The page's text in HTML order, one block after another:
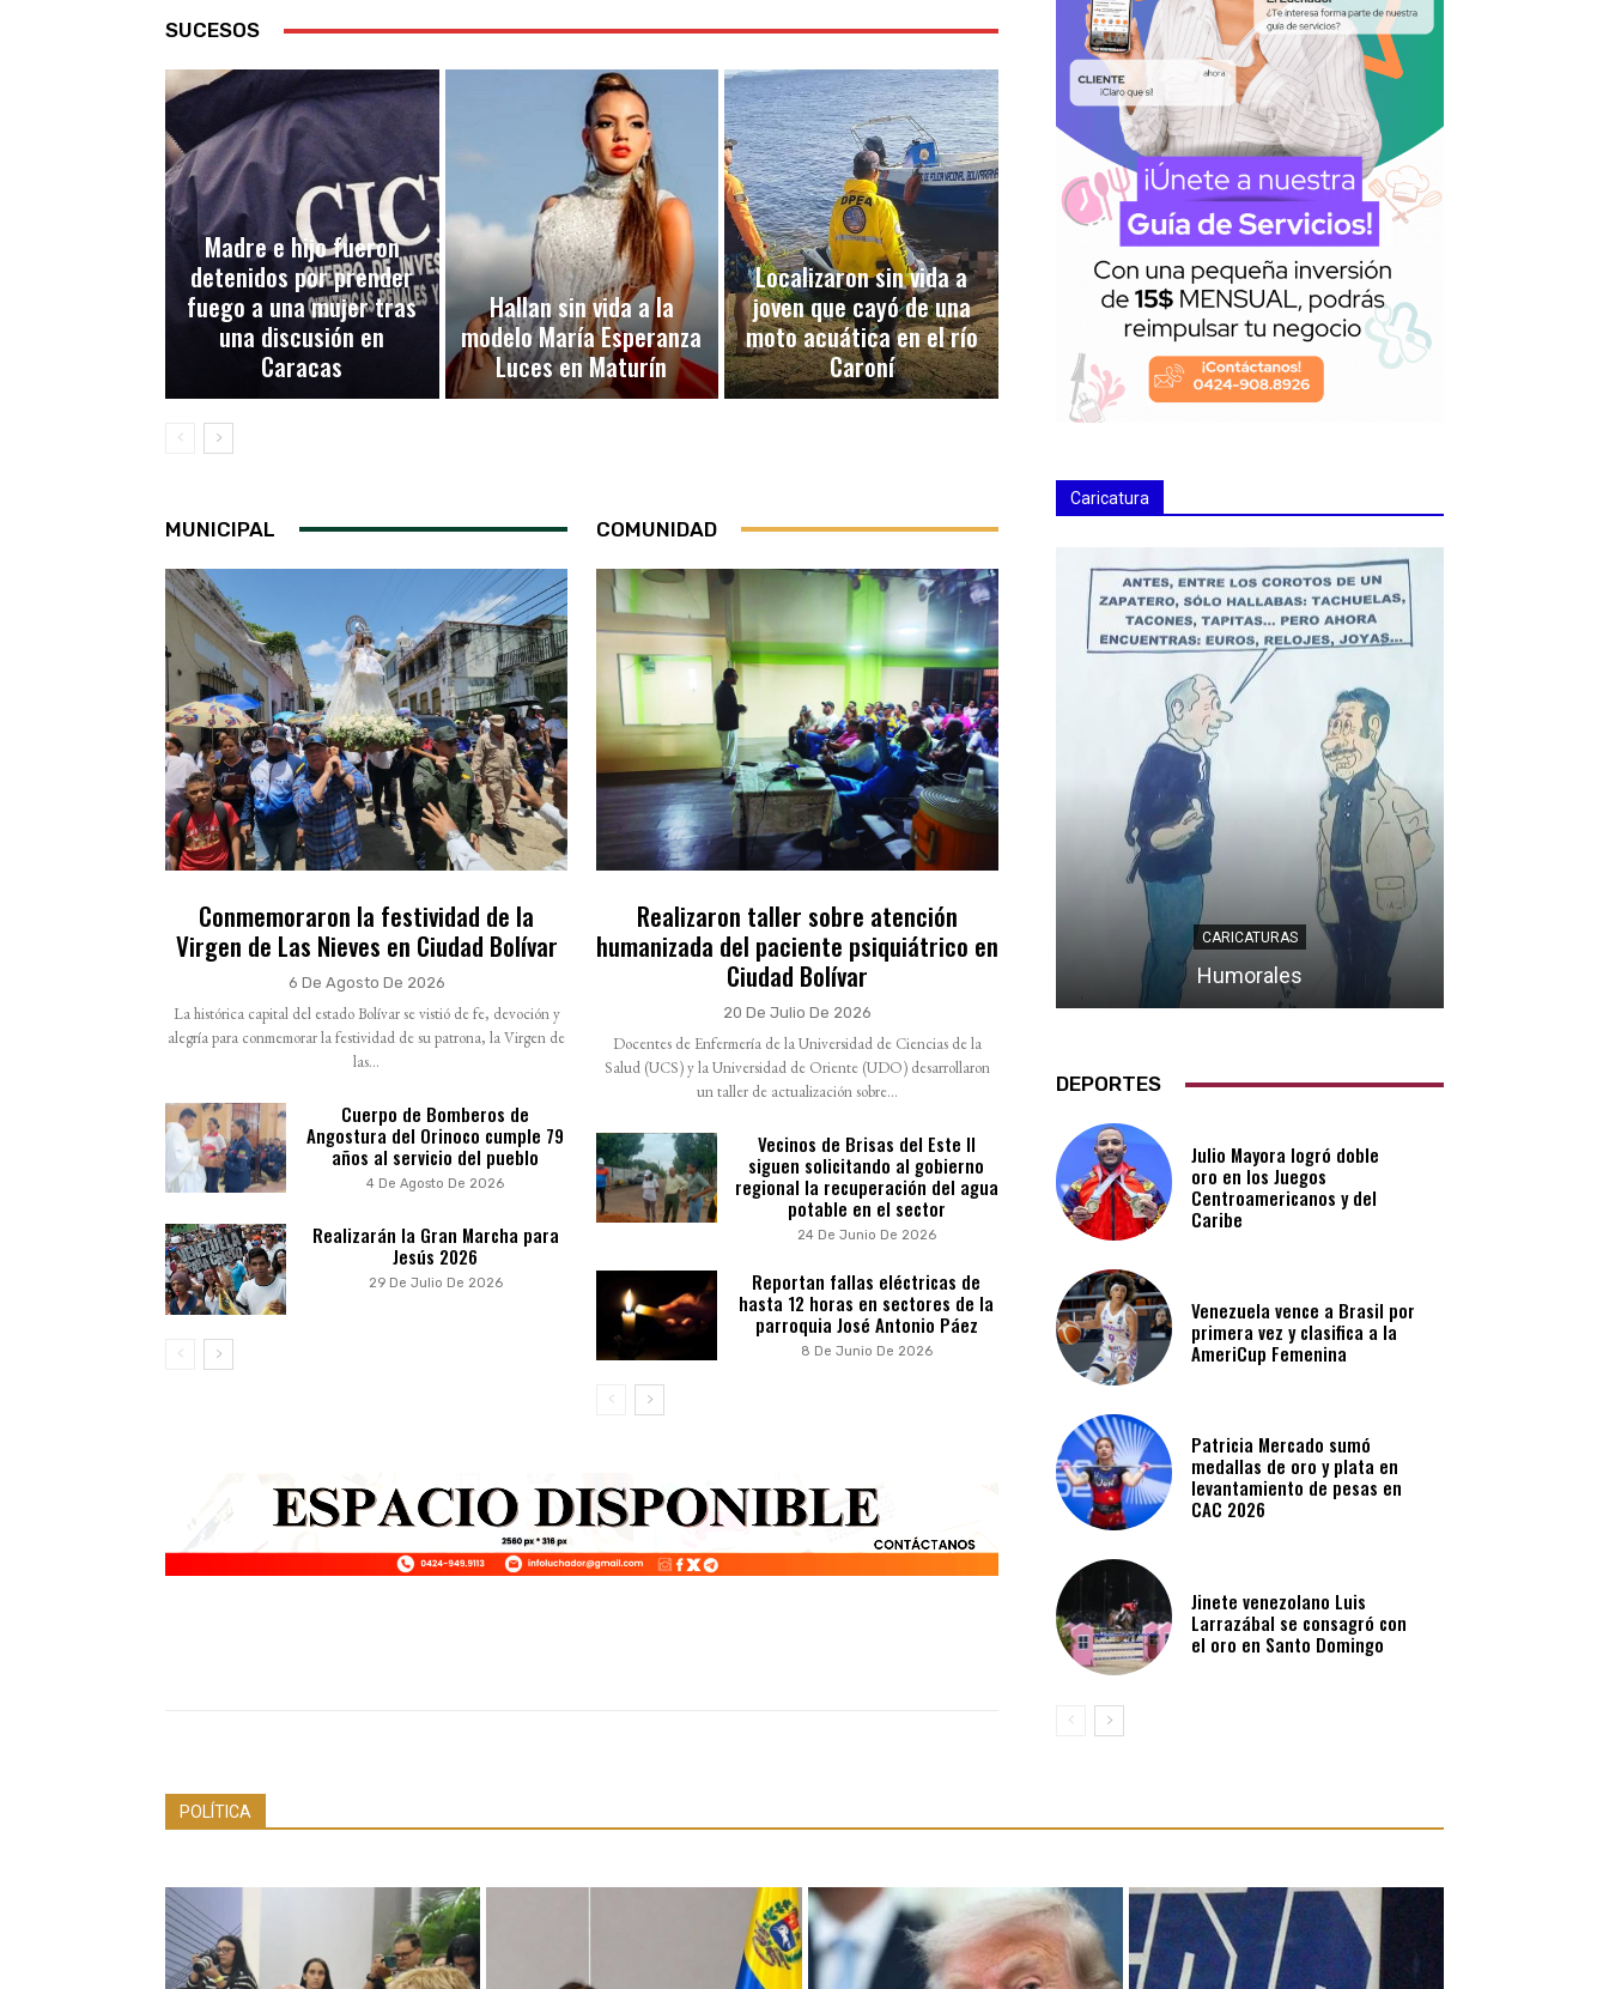
SUCESOS
Madre e hijo fueron
detenidos por prender
fuego a una mujer tras
una discusión en
Caracas
Hallan sin vida a la
modelo María Esperanza
Luces en Maturín
Localizaron sin vida a
joven que cayó de una
moto acuática en el río
Caroní
MUNICIPAL
Conmemoraron la festividad de la
Virgen de Las Nieves en Ciudad Bolívar
6 De Agosto De 2026
La histórica capital del estado Bolívar se vistió de fe, devoción y
alegría para conmemorar la festividad de su patrona, la Virgen de
las...
Cuerpo de Bomberos de
Angostura del Orinoco cumple 79
años al servicio del pueblo
4 De Agosto De 2026
Realizarán la Gran Marcha para
Jesús 2026
29 De Julio De 2026
COMUNIDAD
Realizaron taller sobre atención
humanizada del paciente psiquiátrico en
Ciudad Bolívar
20 De Julio De 2026
Docentes de Enfermería de la Universidad de Ciencias de la
Salud (UCS) y la Universidad de Oriente (UDO) desarrollaron
un taller de actualización sobre...
Vecinos de Brisas del Este II
siguen solicitando al gobierno
regional la recuperación del agua
potable en el sector
24 De Junio De 2026
Reportan fallas eléctricas de
hasta 12 horas en sectores de la
parroquia José Antonio Páez
8 De Junio De 2026
Caricatura
CARICATURAS
Humorales
DEPORTES
Julio Mayora logró doble
oro en los Juegos
Centroamericanos y del
Caribe
Venezuela vence a Brasil por
primera vez y clasifica a la
AmeriCup Femenina​
Patricia Mercado sumó
medallas de oro y plata en
levantamiento de pesas en
CAC 2026
Jinete venezolano Luis
Larrazábal se consagró con
el oro en Santo Domingo
POLÍTICA